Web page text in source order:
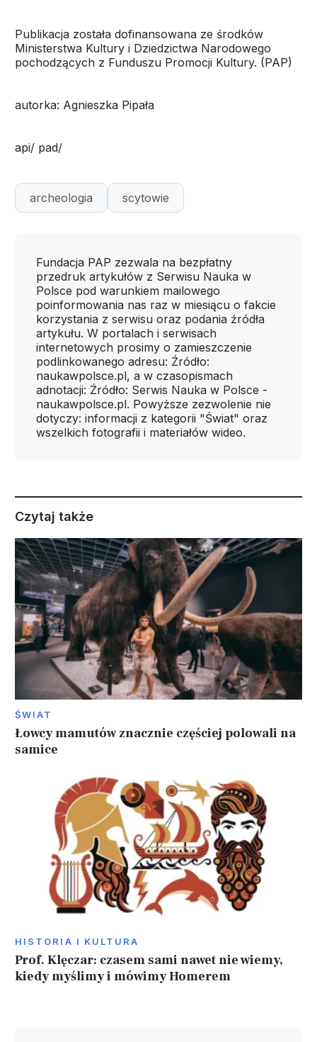
Publikacja została dofinansowana ze środków
Ministerstwa Kultury i Dziedzictwa Narodowego
pochodzących z Funduszu Promocji Kultury. (PAP)
autorka: Agnieszka Pipała
api/ pad/
archeologia scytowie
Fundacja PAP zezwala na bezpłatny
przedruk artykułów z Serwisu Nauka w
Polsce pod warunkiem mailowego
poinformowania nas raz w miesiącu o fakcie
korzystania z serwisu oraz podania źródła
artykułu. W portalach i serwisach
internetowych prosimy o zamieszczenie
podlinkowanego adresu: Źródło:
naukawpolsce.pl, a w czasopismach
adnotacji: Źródło: Serwis Nauka w Polsce -
naukawpolsce.pl. Powyższe zezwolenie nie
dotyczy: informacji z kategorii "Świat" oraz
wszelkich fotografii i materiałów wideo.
Czytaj także
ŚWIAT
Łowcy mamutów znacznie częściej polowali na
samice
HISTORIA I KULTURA
Prof. Klęczar: czasem sami nawet nie wiemy,
kiedy myślimy i mówimy Homerem